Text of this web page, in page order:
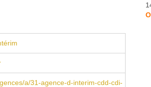
a/31-agence-d-interim-cdd-cdi-